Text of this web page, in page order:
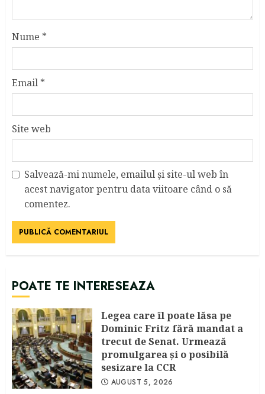
Nume *
Email *
Site web
Salvează-mi numele, emailul și site-ul web în
acest navigator pentru data viitoare când o să
comentez.
POATE TE INTERESEAZA
Legea care îl poate lăsa pe
Dominic Fritz fără mandat a
trecut de Senat. Urmează
promulgarea și o posibilă
sesizare la CCR
AUGUST 5, 2026